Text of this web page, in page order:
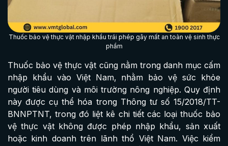
Thuốc bảo vệ thực vật nhập khẩu trái phép gây mất an toàn vệ sinh thực
phẩm
Thuốc bảo vệ thực vật cũng nằm trong danh mục cấm
nhập khẩu vào Việt Nam, nhằm bảo vệ sức khỏe
người tiêu dùng và môi trường nông nghiệp. Quy định
này được cụ thể hóa trong Thông tư số 15/2018/TT-
BNNPTNT, trong đó liệt kê chi tiết các loại thuốc bảo
vệ thực vật không được phép nhập khẩu, sản xuất
hoặc kinh doanh trên lãnh thổ Việt Nam. Việc kiểm